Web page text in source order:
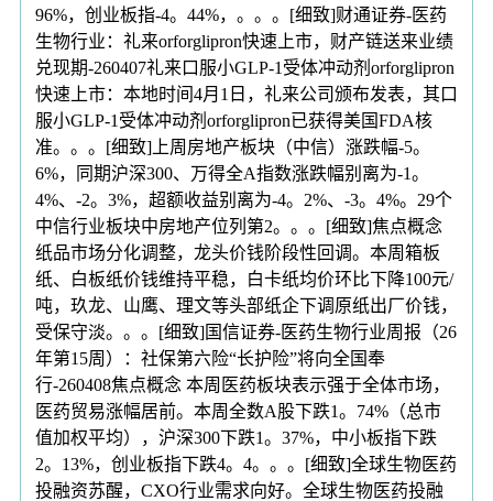
96%，创业板指-4。44%，。。。[细致]财通证券-医药
生物行业：礼来orforglipron快速上市，财产链送来业绩
兑现期-260407礼来口服小GLP-1受体冲动剂orforglipron
快速上市：本地时间4月1日，礼来公司颁布发表，其口
服小GLP-1受体冲动剂orforglipron已获得美国FDA核
准。。。[细致]上周房地产板块（中信）涨跌幅-5。
6%，同期沪深300、万得全A指数涨跌幅别离为-1。
4%、-2。3%，超额收益别离为-4。2%、-3。4%。29个
中信行业板块中房地产位列第2。。。[细致]焦点概念
纸品市场分化调整，龙头价钱阶段性回调。本周箱板
纸、白板纸价钱维持平稳，白卡纸均价环比下降100元/
吨，玖龙、山鹰、理文等头部纸企下调原纸出厂价钱，
受保守淡。。。[细致]国信证券-医药生物行业周报（26
年第15周）：社保第六险“长护险”将向全国奉
行-260408焦点概念 本周医药板块表示强于全体市场，
医药贸易涨幅居前。本周全数A股下跌1。74%（总市
值加权平均），沪深300下跌1。37%，中小板指下跌
2。13%，创业板指下跌4。4。。。[细致]全球生物医药
投融资苏醒，CXO行业需求向好。全球生物医药投融